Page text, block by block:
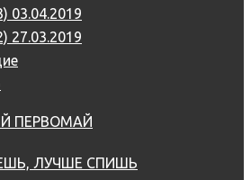
03.04.2019
27.03.2019
ПЕРВОМАЙ
ЛУЧШЕ СПИШЬ